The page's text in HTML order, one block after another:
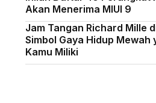
Akan Menerima MIUI 9
Jam Tangan Richard Mille
Simbol Gaya Hidup Mewah
Kamu Miliki